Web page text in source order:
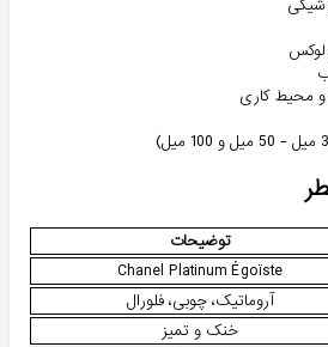
محیط کاری
توضیحات
Chanel Platinum Égoïste
آروماتیک، چوبی، فلورال
خنک و تمیز